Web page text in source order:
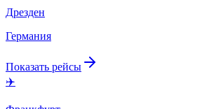
Дрезден
Германия
Показать рейсы
✈️